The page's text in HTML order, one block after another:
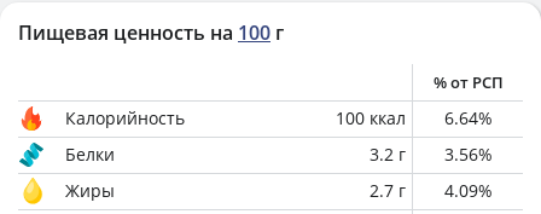
Пищевая ценность на 100 г
% от РСП
Калорийность 100 ккал 6.64%
Белки
3.2 г 3.56%
Жиры
2.7 г 4.09%